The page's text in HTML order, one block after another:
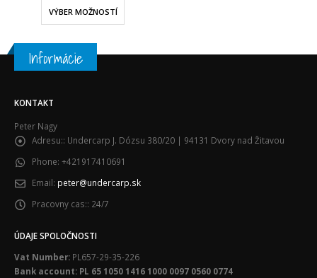
VÝBER MOŽNOSTÍ
Informácie
KONTAKT
Peter Nagy
Adresu:: Undercarp J. Dózsu 380/20 | 94131 Dvory nad Žitavou
Phone: +421917410691
Email: peter@undercarp.sk
Pracovny cas:: 24/7
ÚDAJE SPOLOČNOSTI
Vat Number: PL657-29-35-226
Bank account: PL 65 1050 1416 1000 0097 0560 0774